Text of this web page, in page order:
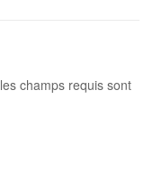
les champs requis sont